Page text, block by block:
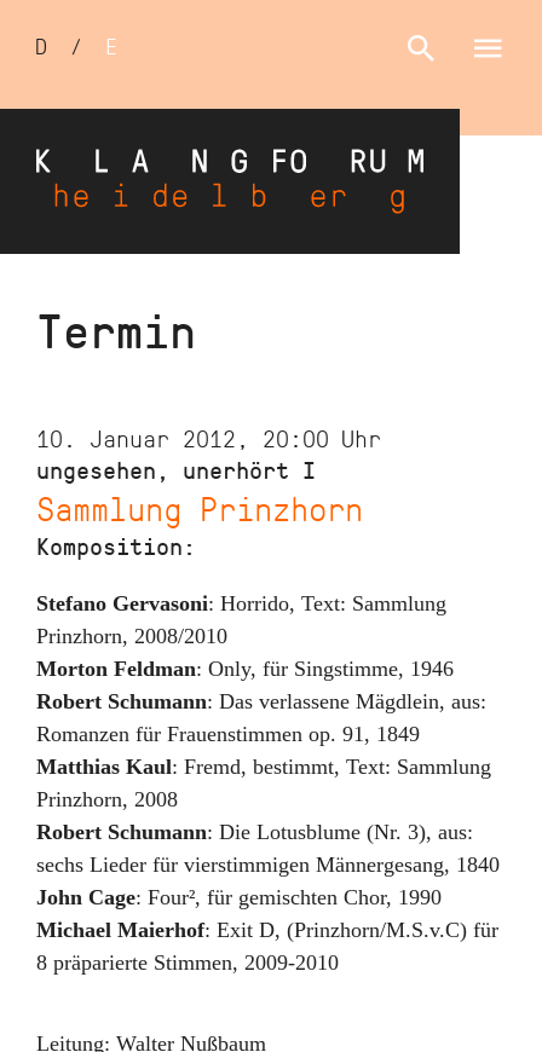
Direkt
Sprachumschalter
D / E
Termin
10. Januar 2012, 20:00 Uhr
ungesehen, unerhört I
Sammlung Prinzhorn
Komposition:
Stefano Gervasoni: Horrido, Text: Sammlung
Prinzhorn, 2008/2010
Morton Feldman: Only, für Singstimme, 1946
Robert Schumann: Das verlassene Mägdlein, aus:
Romanzen für Frauenstimmen op. 91, 1849
Matthias Kaul: Fremd, bestimmt, Text: Sammlung
Prinzhorn, 2008
Robert Schumann: Die Lotusblume (Nr. 3), aus:
sechs Lieder für vierstimmigen Männergesang, 1840
John Cage: Four², für gemischten Chor, 1990
Michael Maierhof: Exit D, (Prinzhorn/M.S.v.C) für
8 präparierte Stimmen, 2009-2010
Leitung: Walter Nußbaum